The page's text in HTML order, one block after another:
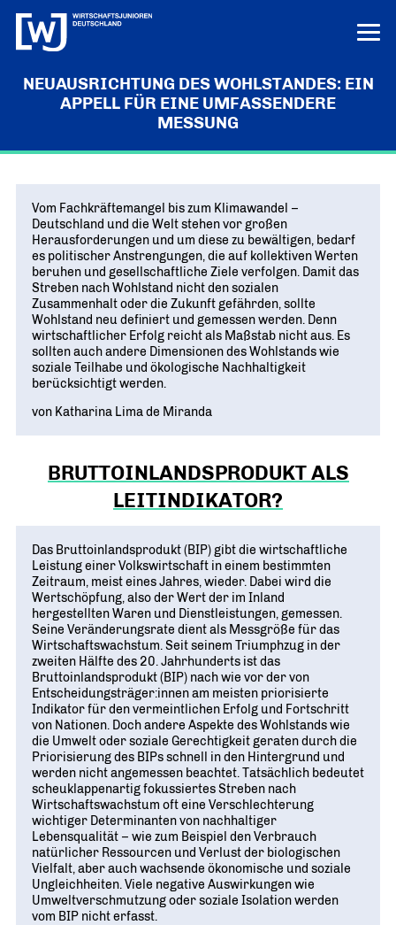
LOGIN HILFE
LERN UNS KENNEN
Die junge Wirtschaft
MISSION UND ZIELE
Vor Ort
KREISE IN DEN REGIONEN
Bundesvorstand
DAS FÜHRUNGSTEAM DES VERBANDS
Bundesgeschäftsstelle
ANSPRECHPARTNER IN BERLIN
70 JAHRE WJD
NETZWERKE WELTWEIT
Junior Chamber International (JCI)
G20 Young Entrepreneurs‘ Alliance
PROJEKTE
Ausbildungs-Ass
DEUTSCHLANDS BESTE AUSBILDER
Unternehmen Vielfalt
VIELFALT STÄRKT ZUKUNFT
Tag der jungen Wirtschaft
WIRTSCHAFTSGIPFEL
Know-how-Transfer
WJD Training
Ein Tag Azubi
BERUFSEINSTIEG ERLEICHTERN
WIRTSCHAFTSQUIZ FÜR SCHÜLER
CYE
CREATIVE YOUNG ENTREPRENEUR
POSITIONEN
Junge Wirtschaft. Starke Zukunft
„UNSERE POSITIONEN IM ÜBERBLICK“
Innovation und Gründung
Digitalisierung
Europa und die Welt
Energie und Nachhaltigkeit
PRESSE
Pressemitteilungen
AKTUELLE MELDUNGEN
NEWS
Aktuelles
NEWS AUS DEM VERBAND
POSITIONSPAPIERE, BROSCHÜREN
NEUAUSRICHTUNG DES WOHLSTANDES: EIN
APPELL FÜR EINE UMFASSENDERE
MESSUNG
Vom Fachkräftemangel bis zum Klimawandel –
Deutschland und die Welt stehen vor großen
Herausforderungen und um diese zu bewältigen, bedarf
es politischer Anstrengungen, die auf kollektiven Werten
beruhen und gesellschaftliche Ziele verfolgen. Damit das
Streben nach Wohlstand nicht den sozialen
Zusammenhalt oder die Zukunft gefährden, sollte
Wohlstand neu definiert und gemessen werden. Denn
wirtschaftlicher Erfolg reicht als Maßstab nicht aus. Es
sollten auch andere Dimensionen des Wohlstands wie
soziale Teilhabe und ökologische Nachhaltigkeit
berücksichtigt werden.
von Katharina Lima de Miranda
BRUTTOINLANDSPRODUKT ALS
LEITINDIKATOR?
Das Bruttoinlandsprodukt (BIP) gibt die wirtschaftliche
Leistung einer Volkswirtschaft in einem bestimmten
Zeitraum, meist eines Jahres, wieder. Dabei wird die
Wertschöpfung, also der Wert der im Inland
hergestellten Waren und Dienstleistungen, gemessen.
Seine Veränderungsrate dient als Messgröße für das
Wirtschaftswachstum. Seit seinem Triumphzug in der
zweiten Hälfte des 20. Jahrhunderts ist das
Bruttoinlandsprodukt (BIP) nach wie vor der von
Entscheidungsträger:innen am meisten priorisierte
Indikator für den vermeintlichen Erfolg und Fortschritt
von Nationen. Doch andere Aspekte des Wohlstands wie
die Umwelt oder soziale Gerechtigkeit geraten durch die
Priorisierung des BIPs schnell in den Hintergrund und
werden nicht angemessen beachtet. Tatsächlich bedeutet
scheuklappenartig fokussiertes Streben nach
Wirtschaftswachstum oft eine Verschlechterung
wichtiger Determinanten von nachhaltiger
Lebensqualität – wie zum Beispiel den Verbrauch
natürlicher Ressourcen und Verlust der biologischen
Vielfalt, aber auch wachsende ökonomische und soziale
Ungleichheiten. Viele negative Auswirkungen wie
Umweltverschmutzung oder soziale Isolation werden
vom BIP nicht erfasst.